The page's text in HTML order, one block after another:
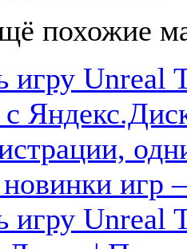
похожие
игру
новинки
игру Unreal